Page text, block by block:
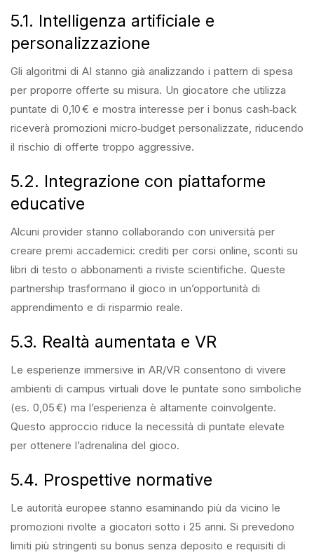
5.1. Intelligenza artificiale e
personalizzazione
Gli algoritmi di AI stanno già analizzando i pattern di spesa
per proporre offerte su misura. Un giocatore che utilizza
puntate di 0,10 € e mostra interesse per i bonus cash‑back
riceverà promozioni micro‑budget personalizzate, riducendo
il rischio di offerte troppo aggressive.
5.2. Integrazione con piattaforme
educative
Alcuni provider stanno collaborando con università per
creare premi accademici: crediti per corsi online, sconti su
libri di testo o abbonamenti a riviste scientifiche. Queste
partnership trasformano il gioco in un’opportunità di
apprendimento e di risparmio reale.
5.3. Realtà aumentata e VR
Le esperienze immersive in AR/VR consentono di vivere
ambienti di campus virtuali dove le puntate sono simboliche
(es. 0,05 €) ma l’esperienza è altamente coinvolgente.
Questo approccio riduce la necessità di puntate elevate
per ottenere l’adrenalina del gioco.
5.4. Prospettive normative
Le autorità europee stanno esaminando più da vicino le
promozioni rivolte a giocatori sotto i 25 anni. Si prevedono
limiti più stringenti su bonus senza deposito e requisiti di